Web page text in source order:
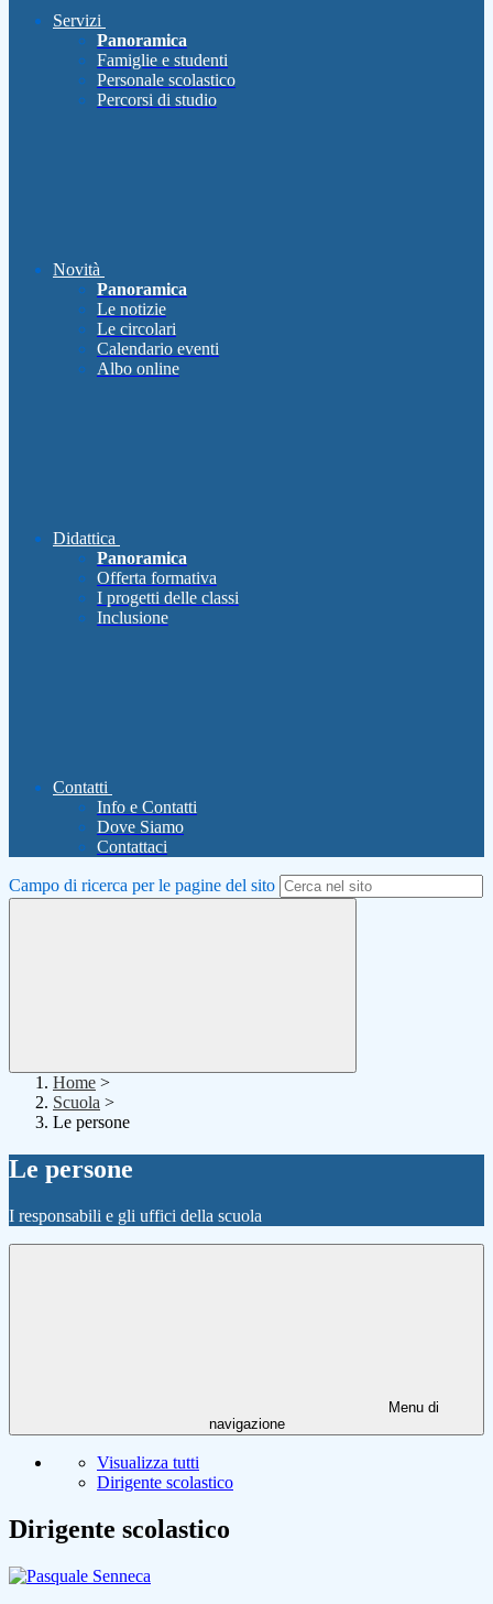
Servizi
Panoramica
Famiglie e studenti
Personale scolastico
Percorsi di studio
Novità
Panoramica
Le notizie
Le circolari
Calendario eventi
Albo online
Didattica
Panoramica
Offerta formativa
I progetti delle classi
Inclusione
Contatti
Info e Contatti
Dove Siamo
Contattaci
Campo di ricerca per le pagine del sito
Home >
Scuola >
Le persone
Le persone
I responsabili e gli uffici della scuola
Menu di
navigazione
Visualizza tutti
Dirigente scolastico
Dirigente scolastico